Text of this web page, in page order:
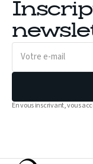
Votre
mail
En vous inscrivant, vous